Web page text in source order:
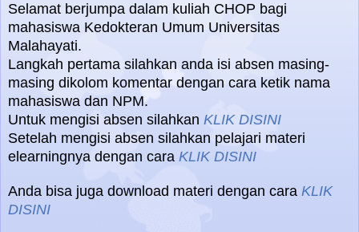
Selamat berjumpa dalam kuliah CHOP bagi
mahasiswa Kedokteran Umum Universitas
Malahayati.
Langkah pertama silahkan anda isi absen masing-
masing dikolom komentar dengan cara ketik nama
mahasiswa dan NPM.
Untuk mengisi absen silahkan KLIK DISINI
Setelah mengisi absen silahkan pelajari materi
elearningnya dengan cara KLIK DISINI
Anda bisa juga download materi dengan cara KLIK
DISINI